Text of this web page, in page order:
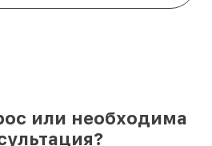
или необходима